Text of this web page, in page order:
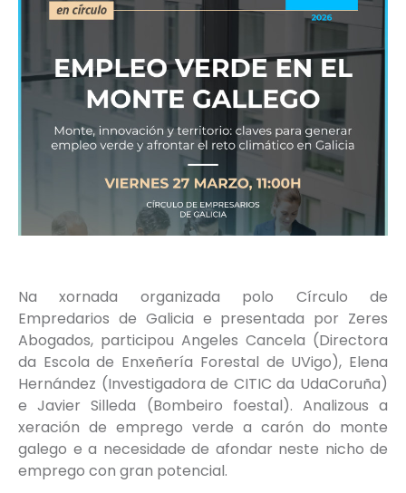
Na xornada organizada polo Círculo de
Empredarios de Galicia e presentada por Zeres
Abogados, participou Angeles Cancela (Directora
da Escola de Enxeñería Forestal de UVigo), Elena
Hernández (Investigadora de CITIC da UdaCoruña)
e Javier Silleda (Bombeiro foestal). Analizous a
xeración de emprego verde a carón do monte
galego e a necesidade de afondar neste nicho de
emprego con gran potencial.